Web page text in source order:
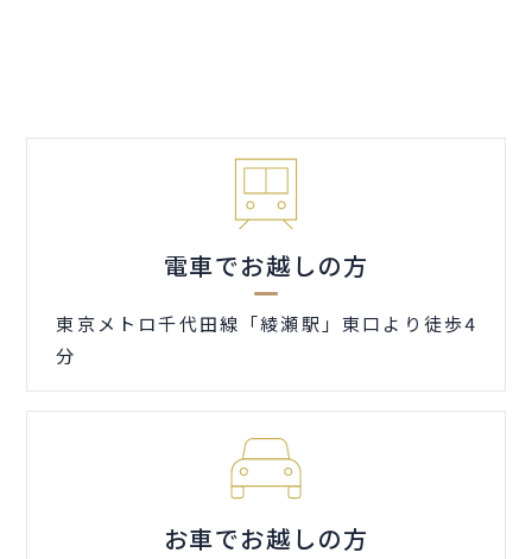
電車でお越しの方
東京メトロ千代田線「綾瀬駅」東口より徒歩4
分
お車でお越しの方